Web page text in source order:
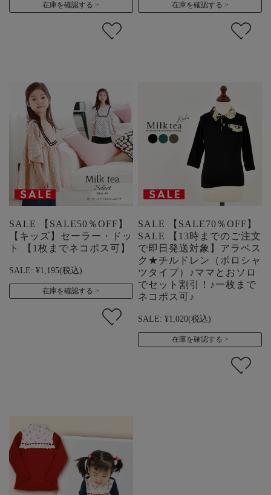
在庫を確認する 在庫を確認する
SALE 【SALE50％OFF】
【キッズ】セーラー・ドッ
ト 【1枚までネコポス可】
SALE: ¥1,195(税込)
在庫を確認する
SALE 【SALE70％OFF】
SALE 【13時までのご注文
で即日発送対象】アラベス
ク★チルドレン（ポロシャ
ツタイプ）♪ママとおソロ
でセット割引！♪一枚まで
ネコポス可♪
SALE: ¥1,020(税込)
在庫を確認する